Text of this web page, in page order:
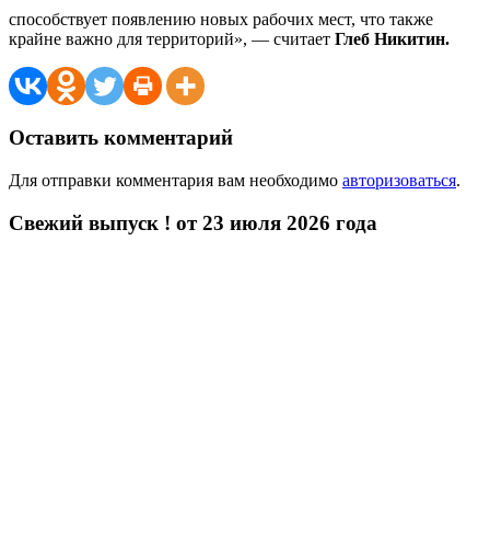
способствует появлению новых рабочих мест, что также
крайне важно для территорий», — считает Глеб Никитин.
Оставить комментарий
Для отправки комментария вам необходимо авторизоваться.
Свежий выпуск ! от 23 июля 2026 года